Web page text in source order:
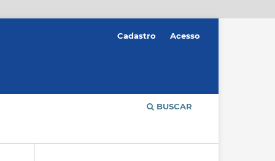
BUSCAR
Cadastro Acesso